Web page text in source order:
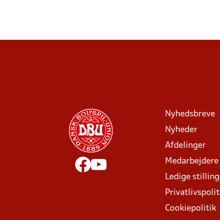
Nyhedsbreve
Nyheder
Afdelinger
Medarbejdere
Ledige
Cookiepolitik